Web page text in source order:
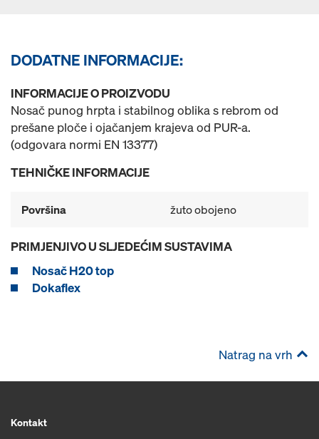
DODATNE INFORMACIJE:
INFORMACIJE O PROIZVODU
Nosač punog hrpta i stabilnog oblika s rebrom od
prešane ploče i ojačanjem krajeva od PUR-a.
(odgovara normi EN 13377)
TEHNIČKE INFORMACIJE
Površina žuto obojeno
PRIMJENJIVO U SLJEDEĆIM SUSTAVIMA
Nosač H20 top
Dokaflex
Natrag na vrh
Kontakt